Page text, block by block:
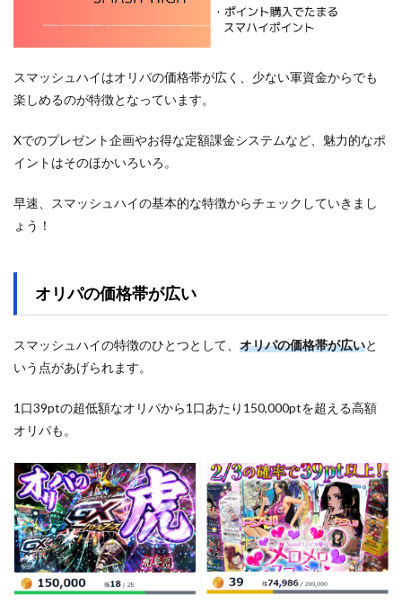
スマッシュハイはオリパの価格帯が広く、少ない軍資金からでも
楽しめるのが特徴となっています。
Xでのプレゼント企画やお得な定額課金システムなど、魅力的なポ
イントはそのほかいろいろ。
早速、スマッシュハイの基本的な特徴からチェックしていきまし
ょう！
オリパの価格帯が広い
スマッシュハイの特徴のひとつとして、 オリパの価格帯が広いと
いう点があげられます。
1口39ptの超低額なオリパから1口あたり150,000ptを超える高額
オリパも。